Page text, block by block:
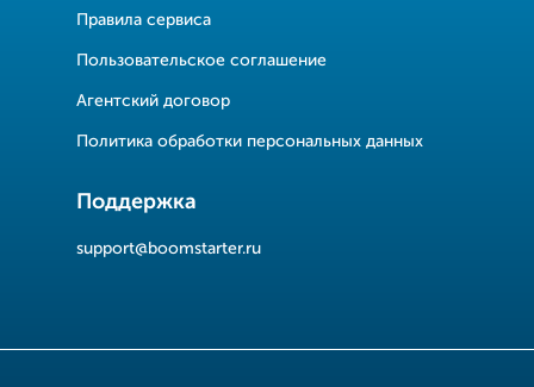
Правила сервиса
Пользовательское соглашение
Агентский договор
Политика обработки персональных данных
Поддержка
support@boomstarter.ru